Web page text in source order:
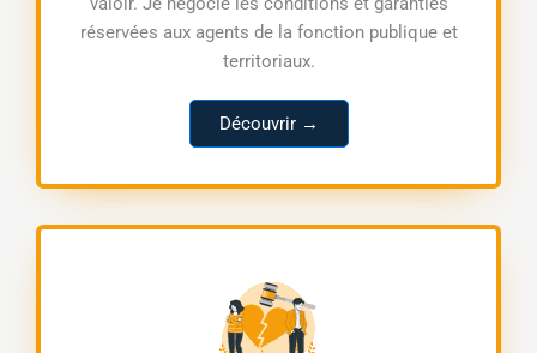
réservées aux agents de la fonction publique et
territoriaux.
Découvrir →